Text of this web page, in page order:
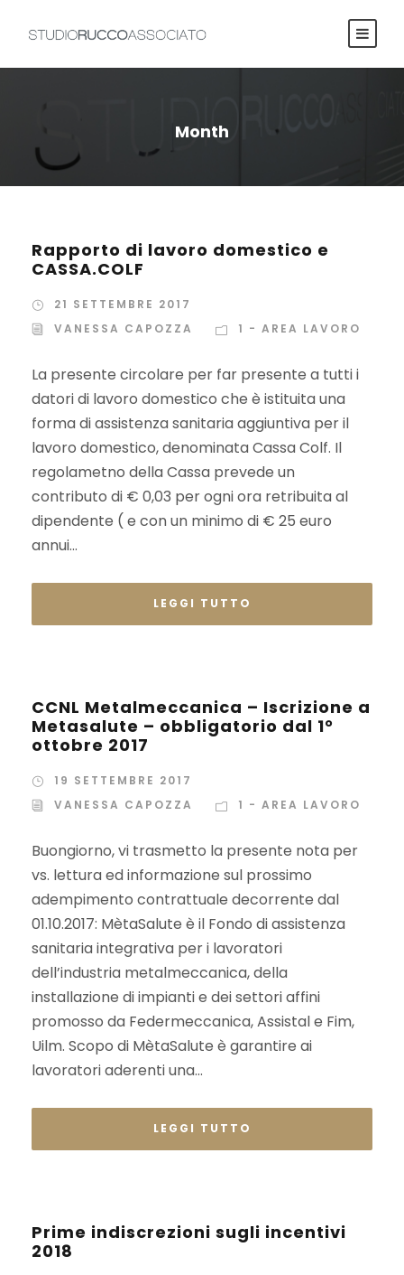
Month
Rapporto di lavoro domestico e
CASSA.COLF
21 SETTEMBRE 2017
VANESSA CAPOZZA
1 - AREA LAVORO
La presente circolare per far presente a tutti i
datori di lavoro domestico che è istituita una
forma di assistenza sanitaria aggiuntiva per il
lavoro domestico, denominata Cassa Colf. Il
regolametno della Cassa prevede un
contributo di € 0,03 per ogni ora retribuita al
dipendente ( e con un minimo di € 25 euro
annui...
LEGGI TUTTO
CCNL Metalmeccanica – Iscrizione a
Metasalute – obbligatorio dal 1°
ottobre 2017
19 SETTEMBRE 2017
VANESSA CAPOZZA
1 - AREA LAVORO
Buongiorno, vi trasmetto la presente nota per
vs. lettura ed informazione sul prossimo
adempimento contrattuale decorrente dal
01.10.2017: MètaSalute è il Fondo di assistenza
sanitaria integrativa per i lavoratori
dell’industria metalmeccanica, della
installazione di impianti e dei settori affini
promosso da Federmeccanica, Assistal e Fim,
Uilm. Scopo di MètaSalute è garantire ai
lavoratori aderenti una...
LEGGI TUTTO
Prime indiscrezioni sugli incentivi
2018